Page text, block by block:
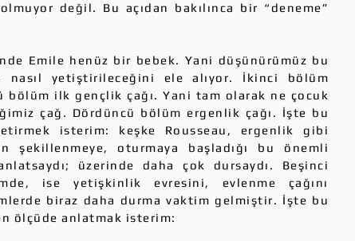
değil. Bu açıdan bakılınca bir “deneme”
Emile henüz bir bebek. Yani düşünürümüz bu
nasıl yetiştirileceğini ele alıyor. İkinci bölüm
bölüm ilk gençlik çağı. Yani tam olarak ne çocuk
çağ. Dördüncü bölüm ergenlik çağı. İşte bu
isterim: keşke Rousseau, ergenlik gibi
şekillenmeye, oturmaya başladığı bu önemli
üzerinde daha çok dursaydı. Beşinci
ise yetişkinlik evresini, evlenme çağını
biraz daha durma vaktim gelmiştir. İşte bu
ölçüde anlatmak isterim: